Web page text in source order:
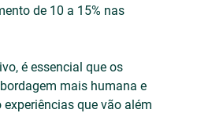
de 10 a 15% nas
é essencial que os
mais humana e
que vão além